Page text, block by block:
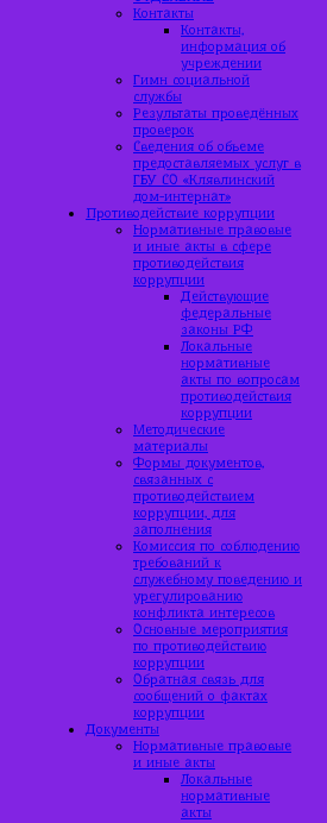
Контакты
Контакты,
информация об
учреждении
Гимн социальной
службы
Результаты проведённых
проверок
Сведения об объеме
предоставляемых услуг в
ГБУ СО «Клявлинский
дом-интернат»
Противодействие коррупции
Нормативные правовые
и иные акты в сфере
противодействия
коррупции
Действующие
федеральные
законы РФ
Локальные
нормативные
акты по вопросам
противодействия
коррупции
Методические
материалы
Формы документов,
связанных с
противодействием
коррупции, для
заполнения
Комиссия по соблюдению
требований к
служебному поведению и
урегулированию
конфликта интересов
Основные мероприятия
по противодействию
коррупции
Обратная связь для
сообщений о фактах
коррупции
Документы
Нормативные правовые
и иные акты
Локальные
нормативные
акты